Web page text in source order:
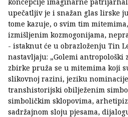
upečatljiv je i snažan glas lirske
tome kazuje, o svim tim
izmišljenim kozmogonijama,
- istaknut će u obrazloženju Tin
nastavljaju: „Golemi antropološki
zbirke pruža se u mitemima koji
slikovnoj razini, jeziku
transhistorijski obilježenim
simboličkim sklopovima,
sadržajnom sloju pjesama,